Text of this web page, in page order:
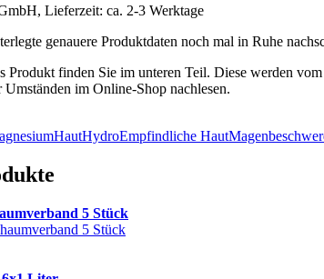
Lieferzeit: ca. 2-3 Werktage
genauere Produktdaten noch mal in Ruhe
Produkt finden Sie im unteren Teil. Diese werden
im Online-Shop nachlesen.
HautHydroEmpfindliche Haut
5 Stück